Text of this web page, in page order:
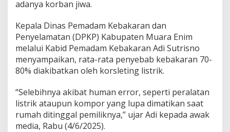
d
i
d
i
M
u
r
a
E
n
adanya korban jiwa.
Kepala Dinas Pemadam Kebakaran dan
Penyelamatan (DPKP) Kabupaten Muara Enim
melalui Kabid Pemadam Kebakaran Adi Sutrisno
menyampaikan, rata-rata penyebab kebakaran 70-
80% diakibatkan oleh korsleting listrik.
“Selebihnya akibat human error, seperti peralatan
listrik ataupun kompor yang lupa dimatikan saat
rumah ditinggal pemiliknya,” ujar Adi kepada awak
media, Rabu (4/6/2025).